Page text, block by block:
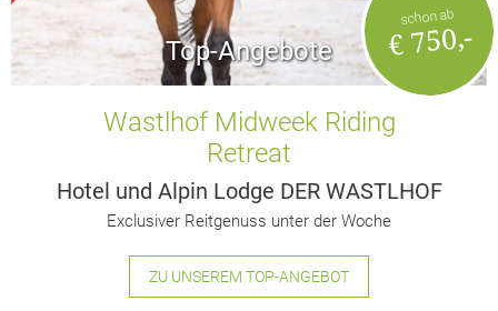
schon ab
€ 750,-
Top-Angebote
Wastlhof Midweek Riding
Retreat
Hotel und Alpin Lodge DER WASTLHOF
Exclusiver Reitgenuss unter der Woche
ZU UNSEREM TOP-ANGEBOT